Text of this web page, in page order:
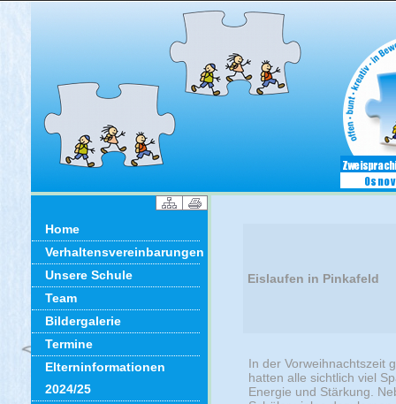
Home
Verhaltensvereinbarungen
Unsere Schule
Team
Bildergalerie
Termine
Elterninformationen
2024/25
Eislaufen in Pinkafeld
In der Vorweihnachtszeit
hatten alle sichtlich viel
Energie und Stärkung.